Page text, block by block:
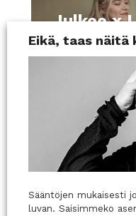
Julkee x
yhden
Jouni
Eikä, taas näitä
Sääntöjen mukaisesti
luvan. Saisimmeko